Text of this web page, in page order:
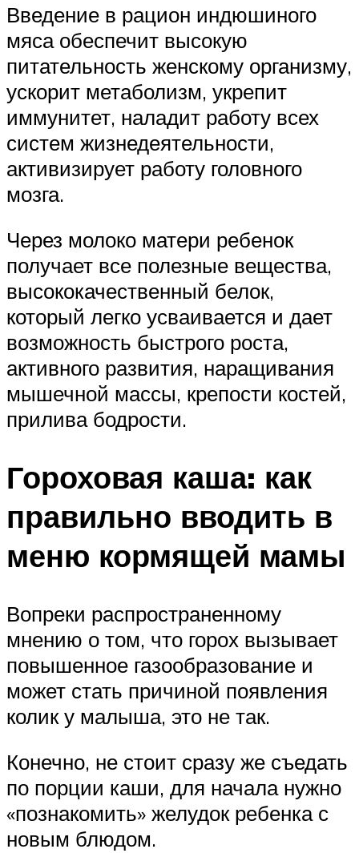
Введение в рацион индюшиного
мяса обеспечит высокую
питательность женскому организму,
ускорит метаболизм, укрепит
иммунитет, наладит работу всех
систем жизнедеятельности,
активизирует работу головного
мозга.
Через молоко матери ребенок
получает все полезные вещества,
высококачественный белок,
который легко усваивается и дает
возможность быстрого роста,
активного развития, наращивания
мышечной массы, крепости костей,
прилива бодрости.
Гороховая каша: как
правильно вводить в
меню кормящей мамы
Вопреки распространенному
мнению о том, что горох вызывает
повышенное газообразование и
может стать причиной появления
колик у малыша, это не так.
Конечно, не стоит сразу же съедать
по порции каши, для начала нужно
«познакомить» желудок ребенка с
новым блюдом.